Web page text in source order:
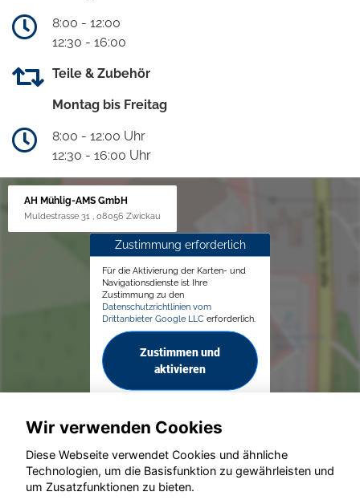
8:00 - 12:00
12:30 - 16:00
Teile & Zubehör
Montag bis Freitag
8:00 - 12:00 Uhr
12:30 - 16:00 Uhr
AH Mühlig-AMS GmbH
Muldestrasse 31 , 08056 Zwickau
Zustimmung erforderlich
Für die Aktivierung der Karten- und
Navigationsdienste ist Ihre
Zustimmung zu den
Datenschutzrichtlinien vom
Drittanbieter Google LLC erforderlich.
Zustimmen und
aktivieren
© konjunkturmotor.de GmbH 2020 - 2026
Wir verwenden Cookies
Diese Webseite verwendet Cookies und ähnliche
Technologien, um die Basisfunktion zu gewährleisten und
um Zusatzfunktionen zu bieten.